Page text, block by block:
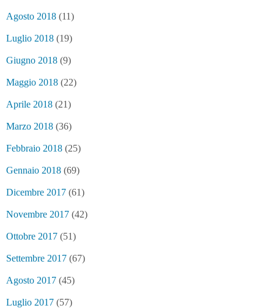
Agosto 2018 (11)
Luglio 2018 (19)
Giugno 2018 (9)
Maggio 2018 (22)
Aprile 2018 (21)
Marzo 2018 (36)
Febbraio 2018 (25)
Gennaio 2018 (69)
Dicembre 2017 (61)
Novembre 2017 (42)
Ottobre 2017 (51)
Settembre 2017 (67)
Agosto 2017 (45)
Luglio 2017 (57)